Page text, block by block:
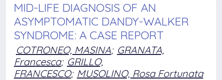
MID-LIFE DIAGNOSIS OF AN
ASYMPTOMATIC DANDY-WALKER
SYNDROME: A CASE REPORT
COTRONEO, MASINA; GRANATA,
Francesca; GRILLO,
FRANCESCO; MUSOLINO, Rosa Fortunata